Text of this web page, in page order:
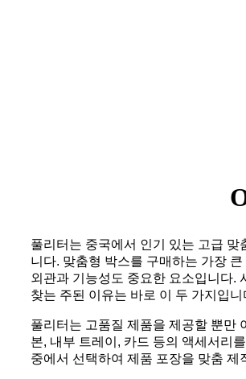
풀리터는 중국에서 인기 있는 고급
니다. 맞춤형 박스를 구매하는 가장
외관과 기능성도 중요한 요소입니다.
찾는 주된 이유는 바로 이 두 가지입니
풀리터는 고품질 제품을 제공할 뿐만
본, 내부 트레이, 카드 등의 액세서리
중에서 선택하여 제품 포장을 맞춤 제